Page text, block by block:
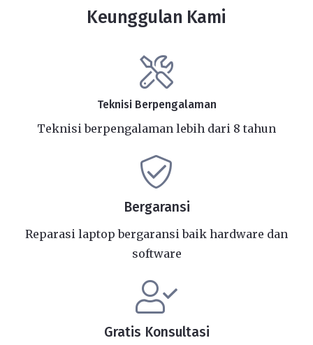
Keunggulan Kami
Teknisi Berpengalaman
Teknisi berpengalaman lebih dari 8 tahun
Bergaransi
Reparasi laptop bergaransi baik hardware dan
software
Gratis Konsultasi